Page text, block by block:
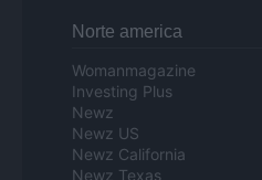
Norte america
Womanmagazine
Investing Plus
Newz
Newz US
Newz California
Newz Texas